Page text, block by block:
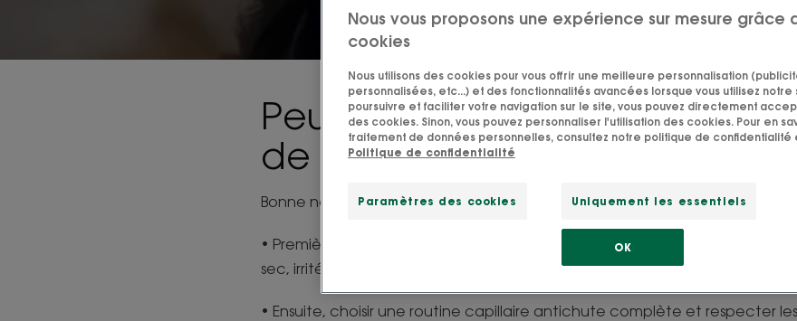
Peut-on réellement prévenir
de cheveux ?
Bonne nouvelle : la réponse est oui ! Comment s’y prendre exactement ?
• Première étape, s’assurer d’avoir un cuir chevelu sain en le traitant de
sec, irrité ou gras.
• Ensuite, choisir une routine capillaire antichute complète et respecter les
Nous vous proposons une expérience sur mesure grâce
cookies
Nous utilisons des cookies pour vous offrir une meilleure personnalisation
personnalisées, etc...) et des fonctionnalités avancées lorsque vous utilisez notre
poursuivre et faciliter votre navigation sur le site, vous pouvez directement
des cookies. Sinon, vous pouvez personnaliser l'utilisation des cookies. Pour en
traitement de données personnelles, consultez notre politique de confidentialité
Politique de confidentialité
Paramètres des cookies Uniquement les essentiels
OK